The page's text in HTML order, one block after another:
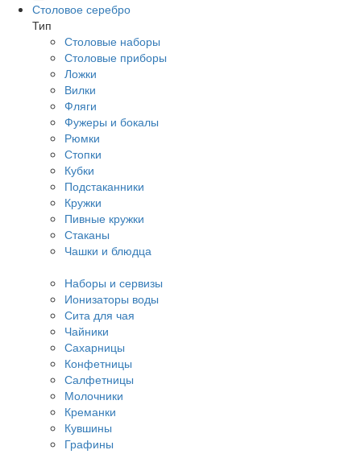
Столовое серебро
Тип
Столовые наборы
Столовые приборы
Ложки
Вилки
Фляги
Фужеры и бокалы
Рюмки
Стопки
Кубки
Подстаканники
Кружки
Пивные кружки
Стаканы
Чашки и блюдца
Наборы и сервизы
Ионизаторы воды
Сита для чая
Чайники
Сахарницы
Конфетницы
Салфетницы
Молочники
Креманки
Кувшины
Графины